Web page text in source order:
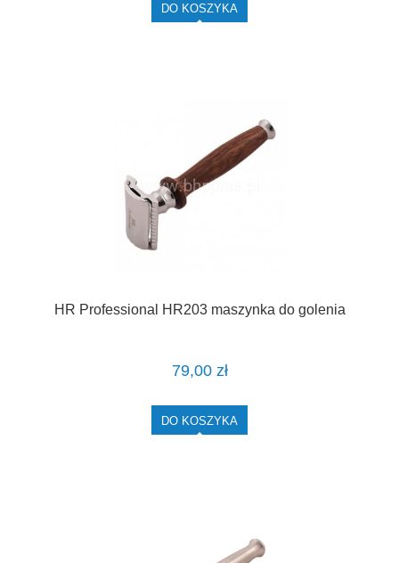
DO KOSZYKA
HR Professional HR203 maszynka do golenia
79,00 zł
DO KOSZYKA